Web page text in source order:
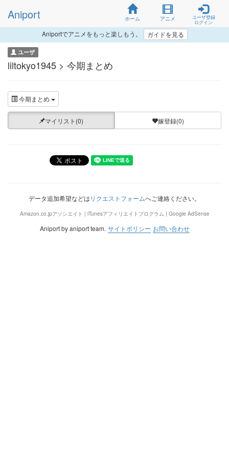
Aniport ホーム アニメ
ユーザ登録
ログイン
Aniportでアニメをもっと楽しもう。 ガイドを見る
ユーザ
liltokyo1945 > 今期まとめ
今期まとめ
マイリスト(0) 嫁登録(0)
データ追加希望などはリクエストフォームへご連絡ください。
Amazon.co.jpアソシエイト | iTunesアフィリエイトプログラム | Google AdSense
Aniport by aniport team. サイトポリシー お問い合わせ